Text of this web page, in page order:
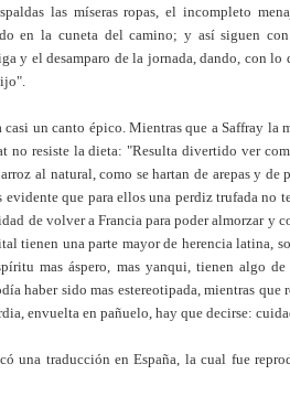
las míseras ropas, el incompleto
en la cuneta del camino; y así siguen con
y el desamparo de la jornada, dando, con lo
un canto épico. Mientras que a Saffray la
no resiste la dieta: "Resulta divertido ver
al natural, como se hartan de arepas y
evidente que para ellos una perdiz trufada no
de volver a Francia para poder almorzar y
tienen una parte mayor de herencia latina,
mas áspero, mas yanqui, tienen algo
haber sido mas estereotipada, mientras que
envuelta en pañuelo, hay que decirse:
una traducción en España, la cual fue